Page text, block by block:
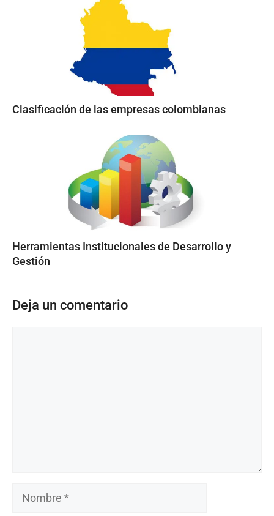
Clasificación de las empresas colombianas
Herramientas Institucionales de Desarrollo y
Gestión
Deja un comentario
Nombre